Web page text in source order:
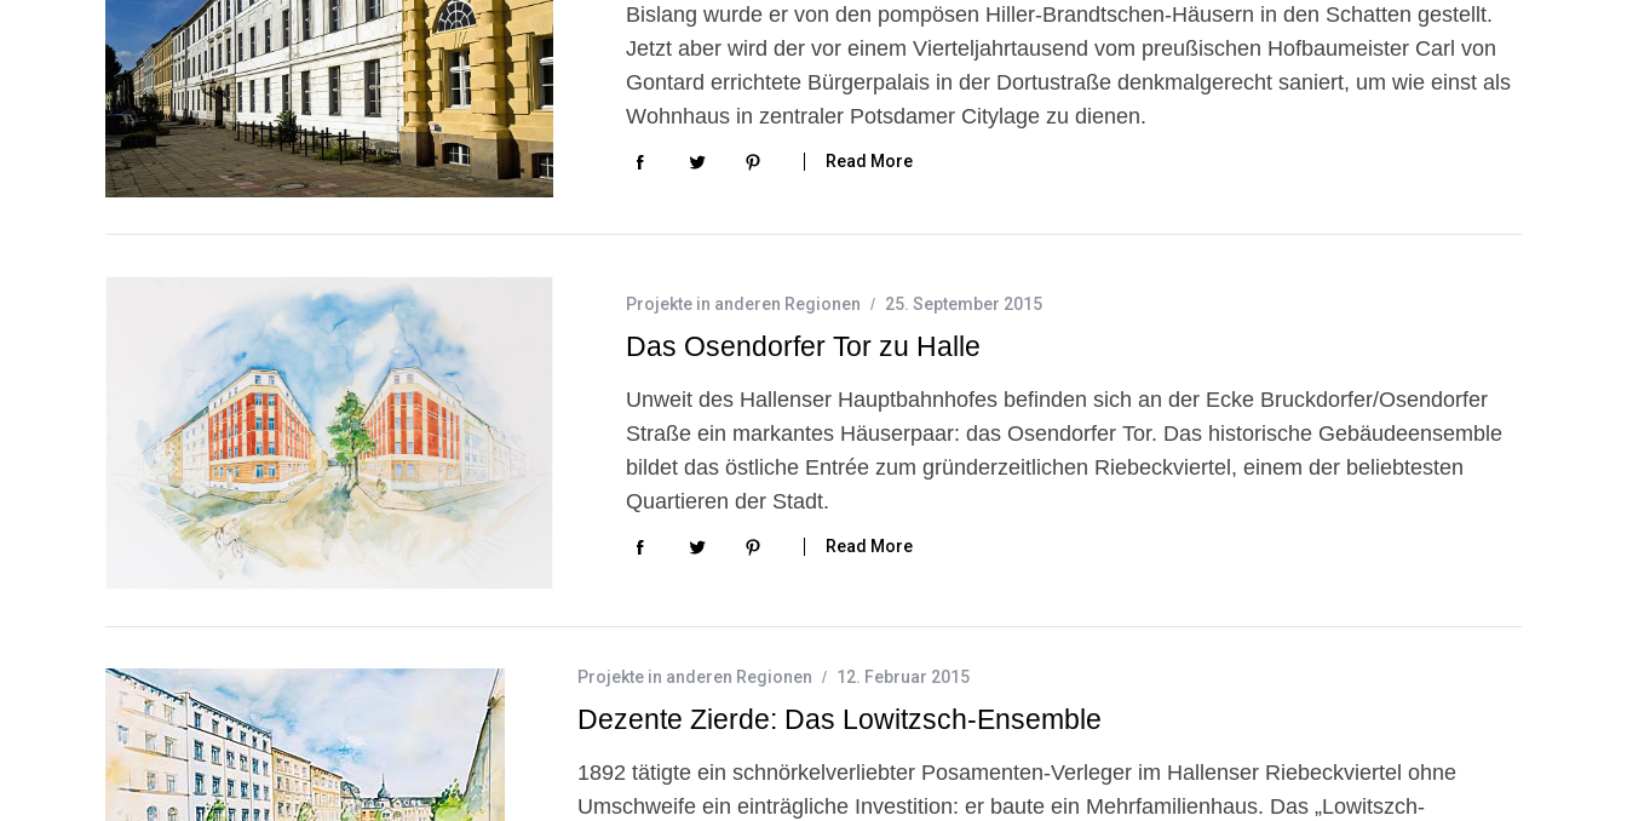
Bislang wurde er von den pompösen Hiller-Brandtschen-Häusern in den Schatten gestellt.
Jetzt aber wird der vor einem Vierteljahrtausend vom preußischen Hofbaumeister Carl von
Gontard errichtete Bürgerpalais in der Dortustraße denkmalgerecht saniert, um wie einst als
Wohnhaus in zentraler Potsdamer Citylage zu dienen.
Read More
Projekte in anderen Regionen 25. September 2015
Das Osendorfer Tor zu Halle
Unweit des Hallenser Hauptbahnhofes befinden sich an der Ecke Bruckdorfer/Osendorfer
Straße ein markantes Häuserpaar: das Osendorfer Tor. Das historische Gebäudeensemble
bildet das östliche Entrée zum gründerzeitlichen Riebeckviertel, einem der beliebtesten
Quartieren der Stadt.
Read More
Projekte in anderen Regionen 12. Februar 2015
Dezente Zierde: Das Lowitzsch-Ensemble
1892 tätigte ein schnörkelverliebter Posamenten-Verleger im Hallenser Riebeckviertel ohne
Umschweife ein einträgliche Investition: er baute ein Mehrfamilienhaus. Das „Lowitszch-